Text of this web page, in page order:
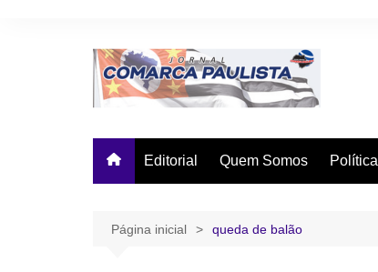
Editorial Quem Somos Política
Página inicial queda de balão